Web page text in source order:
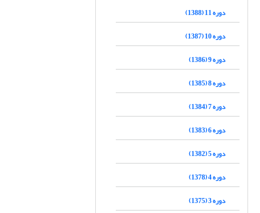
دوره 11 (1388)
دوره 10 (1387)
دوره 9 (1386)
دوره 8 (1385)
دوره 7 (1384)
دوره 6 (1383)
دوره 5 (1382)
دوره 4 (1378)
دوره 3 (1375)